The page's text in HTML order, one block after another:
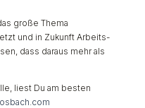
große Thema
und in Zukunft Arbeits-
dass daraus mehr als
liest Du am besten